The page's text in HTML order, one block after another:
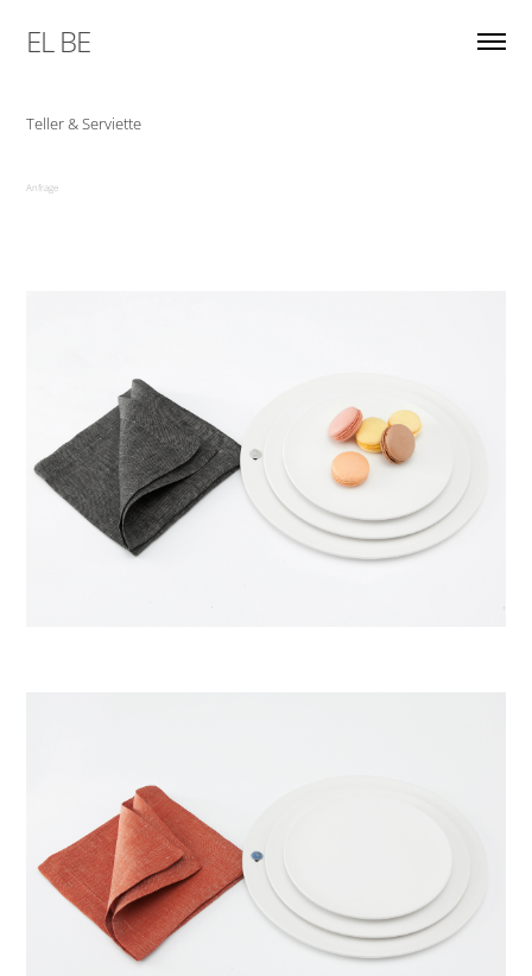
EL BE
Teller & Serviette
Anfrage